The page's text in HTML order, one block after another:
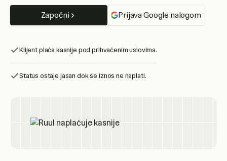
Započni Prijava Google nalogom
Klijent plaća kasnije pod prihvaćenim uslovima.
Status ostaje jasan dok se iznos ne naplati.